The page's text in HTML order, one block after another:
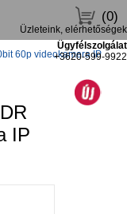
(0)
Üzleteink, elérhetőségek
Ügyfélszolgálat
+3620-599-9922
60p videokamera IP
IP